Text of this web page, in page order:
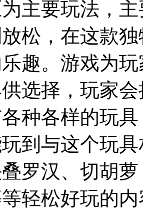
主要玩法，
松，在这款
趣。游戏为
选择，玩家
种各样的玩
到与这个玩
罗汉、切胡
轻松好玩的